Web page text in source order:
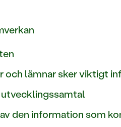
och lämnar sker viktigt
den information som